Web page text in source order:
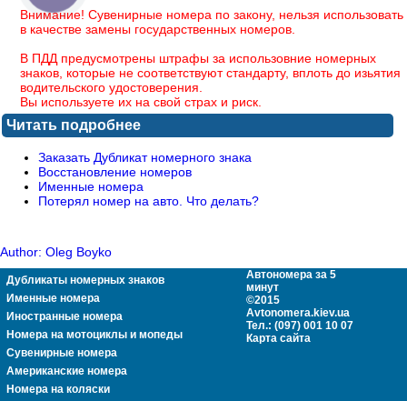
Внимание! Сувенирные номера по закону, нельзя использовать
в качестве замены государственных номеров.
В ПДД предусмотрены штрафы за использовние номерных
знаков, которые не соответствуют стандарту, вплоть до изьятия
водительского удостоверения.
Вы используете их на свой страх и риск.
Читать подробнее
Заказать Дубликат номерного знака
Восстановление номеров
Именные номера
Потерял номер на авто. Что делать?
Author: Oleg Boyko
Дубликаты номерных знаков
Именные номера
Иностранные номера
Номера на мотоциклы и мопеды
Сувенирные номера
Американские номера
Номера на коляски
Автономера за 5
минут
©2015
Avtonomera.kiev.ua
Тел.: (097) 001 10 07
Карта сайта